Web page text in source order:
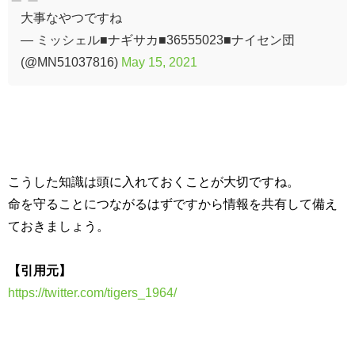
大事なやつですね
— ミッシェル■ナギサカ■36555023■ナイセン団
(@MN51037816) May 15, 2021
こうした知識は頭に入れておくことが大切ですね。
命を守ることにつながるはずですから情報を共有して備え
ておきましょう。
【引用元】
https://twitter.com/tigers_1964/